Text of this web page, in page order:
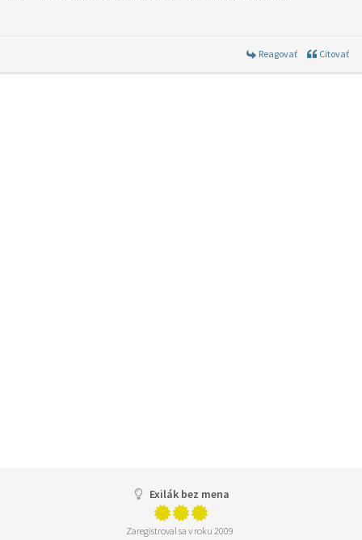
Reagovať Citovať
Exilák bez mena
Zaregistroval sa v roku 2009